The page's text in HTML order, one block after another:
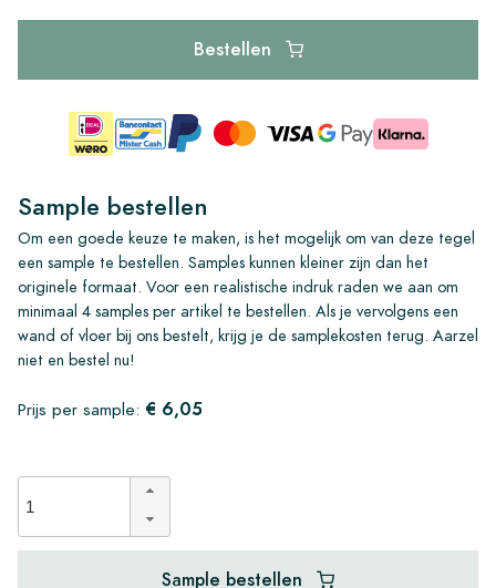
Bestellen
Sample bestellen
Om een goede keuze te maken, is het mogelijk om van deze tegel
een sample te bestellen. Samples kunnen kleiner zijn dan het
originele formaat. Voor een realistische indruk raden we aan om
minimaal 4 samples per artikel te bestellen. Als je vervolgens een
wand of vloer bij ons bestelt, krijg je de samplekosten terug. Aarzel
niet en bestel nu!
Prijs per sample: € 6,05
Sample bestellen